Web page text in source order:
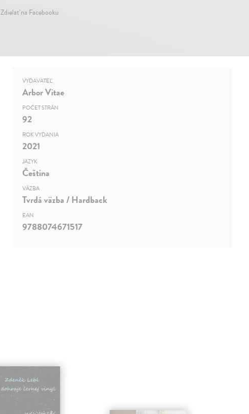
Zdielať na Facebooku
VYDAVATEĽ
Arbor Vitae
POČET STRÁN
92
ROK VYDANIA
2021
JAZYK
Čeština
VÄZBA
Tvrdá väzba / Hardback
EAN
9788074671517